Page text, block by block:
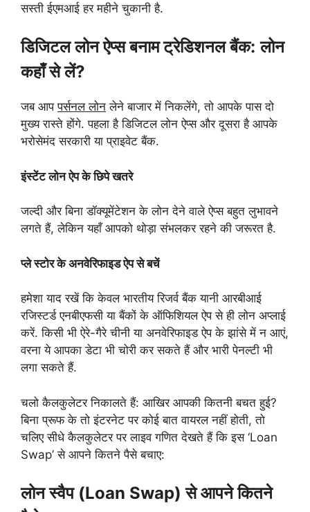
सस्ती ईएमआई हर महीने चुकानी है.
डिजिटल लोन ऐप्स बनाम ट्रेडिशनल बैंक: लोन
कहाँ से लें?
जब आपपर्सनल लोन लेने बाजार में निकलेंगे, तो आपके पास दो
मुख्य रास्ते होंगे. पहला है डिजिटल लोन ऐप्स और दूसरा है आपके
भरोसेमंद सरकारी या प्राइवेट बैंक.
इंस्टेंट लोन ऐप के छिपे खतरे
जल्दी और बिना डॉक्यूमेंटेशन के लोन देने वाले ऐप्स बहुत लुभावने
लगते हैं, लेकिन यहाँ आपको थोड़ा संभलकर रहने की जरूरत है.
प्ले स्टोर के अनवेरिफाइड ऐप से बचें
हमेशा याद रखें कि केवल भारतीय रिजर्व बैंक यानी आरबीआई
रजिस्टर्ड एनबीएफसी या बैंकों के ऑफिशियल ऐप से ही लोन अप्लाई
करें. किसी भी ऐरे-गैरे चीनी या अनवेरिफाइड ऐप के झांसे में न आएं,
वरना ये आपका डेटा भी चोरी कर सकते हैं और भारी पेनल्टी भी
लगा सकते हैं.
चलो कैलकुलेटर निकालते हैं: आखिर आपकी कितनी बचत हुई?
बिना प्रूफ के तो इंटरनेट पर कोई बात वायरल नहीं होती, तो
चलिए सीधे कैलकुलेटर पर लाइव गणित देखते हैं कि इस ‘Loan
Swap’ से आपने कितने पैसे बचाए:
लोन स्वैप (Loan Swap) से आपने कितने